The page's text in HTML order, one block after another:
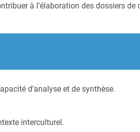
à l’élaboration des dossiers de
d’analyse et de synthèse.
interculturel.